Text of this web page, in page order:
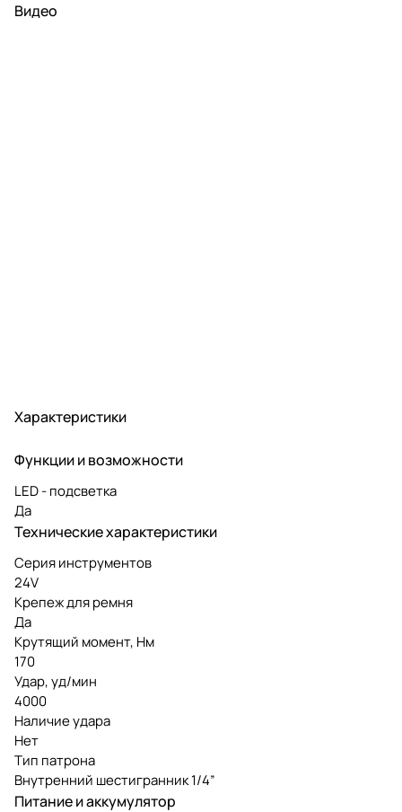
Видео
Характеристики
Функции и возможности
LED - подсветка
Да
Технические характеристики
Серия инструментов
24V
Крепеж для ремня
Да
Крутящий момент, Нм
170
Удар, уд/мин
4000
Наличие удара
Нет
Тип патрона
Внутренний шестигранник 1/4”
Питание и аккумулятор